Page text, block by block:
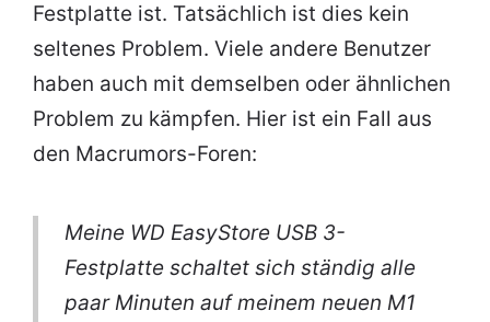
Festplatte ist. Tatsächlich ist dies kein
seltenes Problem. Viele andere Benutzer
haben auch mit demselben oder ähnlichen
Problem zu kämpfen. Hier ist ein Fall aus
den Macrumors-Foren:
Meine WD EasyStore USB 3-
Festplatte schaltet sich ständig alle
paar Minuten auf meinem neuen M1